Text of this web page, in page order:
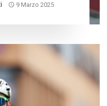
9 Marzo 2025